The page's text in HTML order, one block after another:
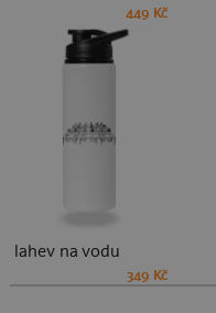
449 Kč
lahev na vodu
349 Kč